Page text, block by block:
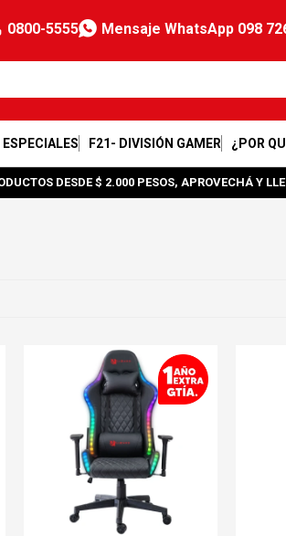
0800-5555 Mensaje WhatsApp 098
ESPECIALES F21- DIVISIÓN GAMER ¿POR
DESDE $ 2.000 PESOS, APROVECHÁ Y